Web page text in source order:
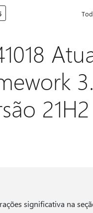
21H2
significativa na